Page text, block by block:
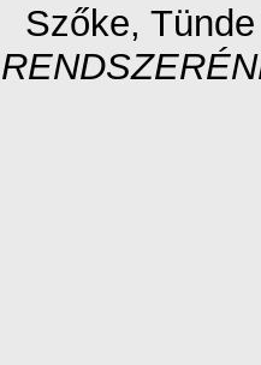
Szőke,